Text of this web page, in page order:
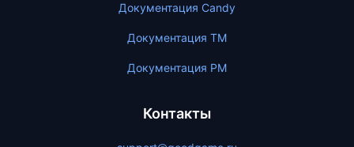
Документация Candy
Документация ТМ
Документация PM
Контакты